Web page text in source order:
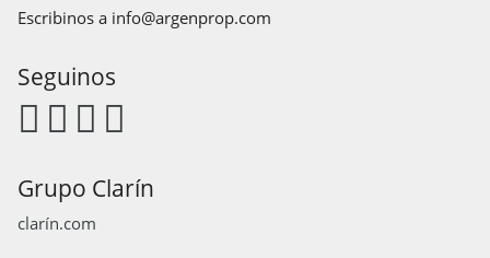
Escribinos a info@argenprop.com
Seguinos
Grupo Clarín
clarín.com